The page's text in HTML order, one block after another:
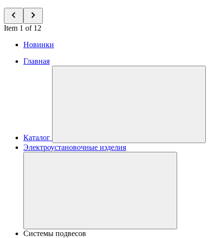
Item 1 of 12
Новинки
Главная
Каталог
Электроустановочные изделия
Системы подвесов